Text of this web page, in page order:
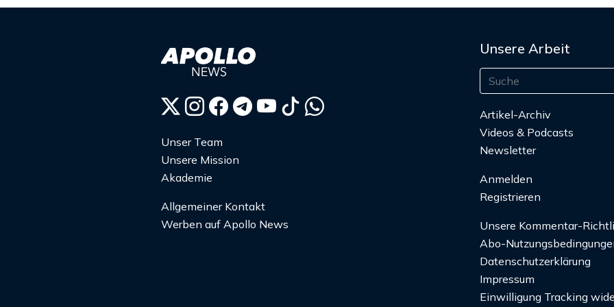
Unser Team
Unsere Mission
Akademie
Allgemeiner Kontakt
Werben auf Apollo News
Unsere Arbeit
Artikel-Archiv
Videos & Podcasts
Newsletter
Anmelden
Registrieren
Unsere Kommentar-
Abo-
Datenschutzerklärung
Impressum
Einwilligung Tracking